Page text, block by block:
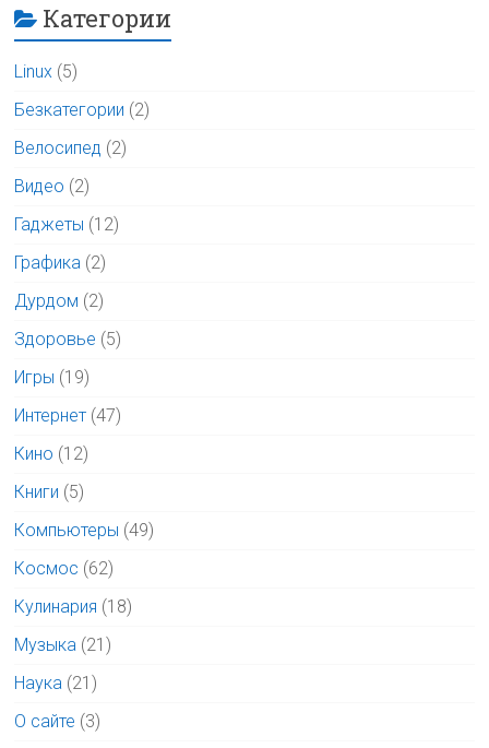
Категории
Linux (5)
Безкатегории (2)
Велосипед (2)
Видео (2)
Гаджеты (12)
Графика (2)
Дурдом (2)
Здоровье (5)
Игры (19)
Интернет (47)
Кино (12)
Книги (5)
Компьютеры (49)
Космос (62)
Кулинария (18)
Музыка (21)
Наука (21)
О сайте (3)